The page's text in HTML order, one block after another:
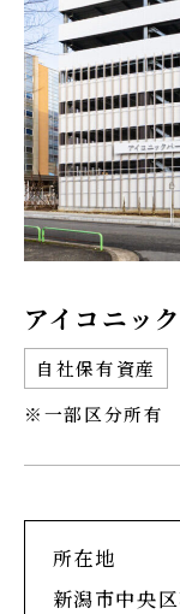
アイコニッ
自社保有資産
※一部区分所有
所在地
新潟市中央